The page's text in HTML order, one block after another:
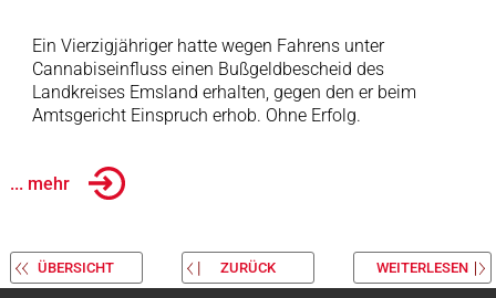
Ein Vierzigjähriger hatte wegen Fahrens unter
Cannabiseinfluss einen Bußgeldbescheid des
Landkreises Emsland erhalten, gegen den er beim
Amtsgericht Einspruch erhob. Ohne Erfolg.
... mehr
ÜBERSICHT ZURÜCK WEITERLESEN